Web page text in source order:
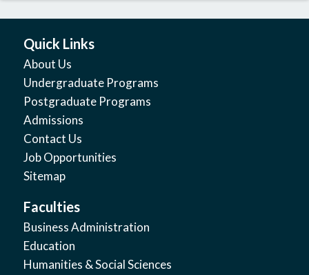
Quick Links
About Us
Undergraduate Programs
Postgraduate Programs
Admissions
Contact Us
Job Opportunities
Sitemap
Faculties
Business Administration
Education
Humanities & Social Sciences